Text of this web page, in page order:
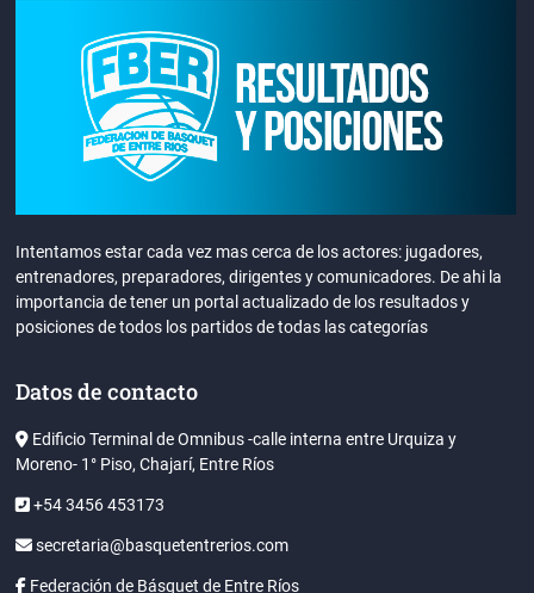
Intentamos estar cada vez mas cerca de los actores: jugadores,
entrenadores, preparadores, dirigentes y comunicadores. De ahi la
importancia de tener un portal actualizado de los resultados y
posiciones de todos los partidos de todas las categorías
Datos de contacto
Edificio Terminal de Omnibus -calle interna entre Urquiza y
Moreno- 1° Piso, Chajarí, Entre Ríos
+54 3456 453173
secretaria@basquetentrerios.com
Federación de Básquet de Entre Ríos